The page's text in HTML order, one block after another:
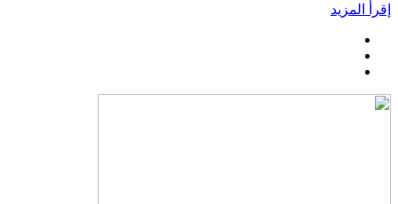
إقرأ المزيد